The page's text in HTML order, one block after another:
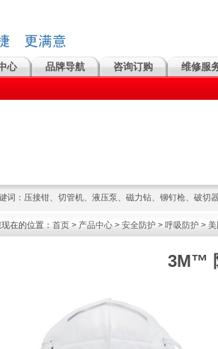
心 品牌导航 咨询订购 维修服
词： 压接钳、 切管机、 液压泵、 磁力钻、 铆钉枪、 破切器
在的位置： 首页 > 产品中心 > 安全防护 > 呼吸防护 >
3M™